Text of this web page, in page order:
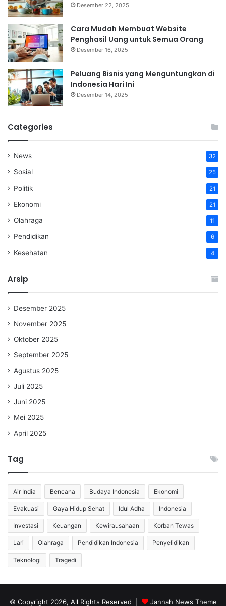
Desember 22, 2025
Cara Mudah Membuat Website
Penghasil Uang untuk Semua Orang
Desember 16, 2025
Peluang Bisnis yang Menguntungkan di
Indonesia Hari Ini
Desember 14, 2025
Categories
News 32
Sosial 25
Politik 21
Ekonomi 21
Olahraga 11
Pendidikan 6
Kesehatan 4
Arsip
Desember 2025
November 2025
Oktober 2025
September 2025
Agustus 2025
Juli 2025
Juni 2025
Mei 2025
April 2025
Tag
Air India Bencana Budaya Indonesia Ekonomi
Evakuasi Gaya Hidup Sehat Idul Adha Indonesia
Investasi Keuangan Kewirausahaan Korban Tewas
Lari Olahraga Pendidikan Indonesia Penyelidikan
Teknologi Tragedi
© Copyright 2026, All Rights Reserved | Jannah News Theme